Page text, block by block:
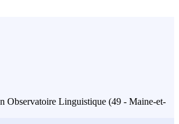
Observatoire Linguistique (49 - Maine-et-